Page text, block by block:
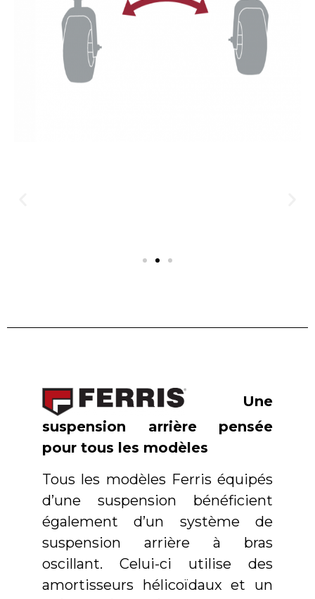
Une
suspension arrière pensée
pour tous les modèles
Tous les modèles Ferris équipés
d’une suspension bénéficient
également d’un système de
suspension arrière à bras
oscillant. Celui-ci utilise des
amortisseurs hélicoïdaux et un